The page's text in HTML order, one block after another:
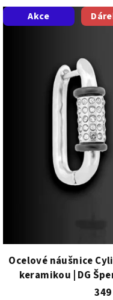
Akce
Ocelové náušnice
keramikou | DG
Dárkové